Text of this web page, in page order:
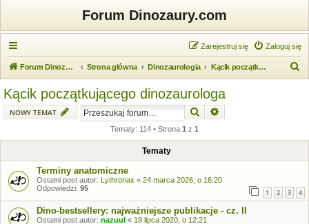
Forum Dinozaury.com
Zaloguj się
Zarejestruj się
Forum Dinozaury.com Strona główna Dinozaurologia Kącik początkującego dinozaurologa
Kącik początkującego dinozaurologa
NOWY TEMAT Szukaj
Tematy: 114 • Strona 1 z 1
Tematy
Terminy anatomiczne
Ostatni post autor: Lythronax « 24 marca 2026, o 16:20
Odpowiedzi: 95 1 2 3 4
Dino-bestsellery: najważniejsze publikacje - cz. II
Ostatni post autor: nazuul « 19 lipca 2020, o 12:21